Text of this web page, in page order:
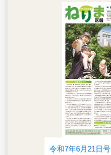
令和7年6月21日号